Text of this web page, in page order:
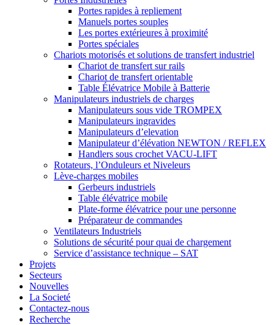
Portes rapides à repliement
Manuels portes souples
Les portes extérieures à proximité
Portes spéciales
Chariots motorisés et solutions de transfert industriel
Chariot de transfert sur rails
Chariot de transfert orientable
Table Élévatrice Mobile à Batterie
Manipulateurs industriels de charges
Manipulateurs sous vide TROMPEX
Manipulateurs ingravides
Manipulateurs d’elevation
Manipulateur d’élévation NEWTON / REFLEX
Handlers sous crochet VACU-LIFT
Rotateurs, l’Onduleurs et Niveleurs
Lève-charges mobiles
Gerbeurs industriels
Table élévatrice mobile
Plate-forme élévatrice pour une personne
Préparateur de commandes
Ventilateurs Industriels
Solutions de sécurité pour quai de chargement
Service d’assistance technique – SAT
Projets
Secteurs
Nouvelles
La Societé
Contactez-nous
Recherche